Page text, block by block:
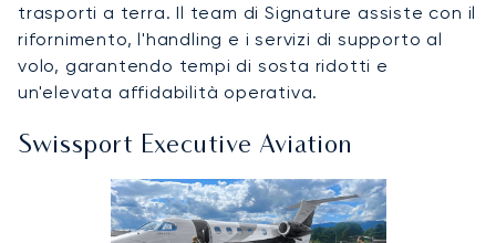
trasporti a terra. Il team di Signature assiste con il
rifornimento, l'handling e i servizi di supporto al
volo, garantendo tempi di sosta ridotti e
un'elevata affidabilità operativa.
Swissport Executive Aviation